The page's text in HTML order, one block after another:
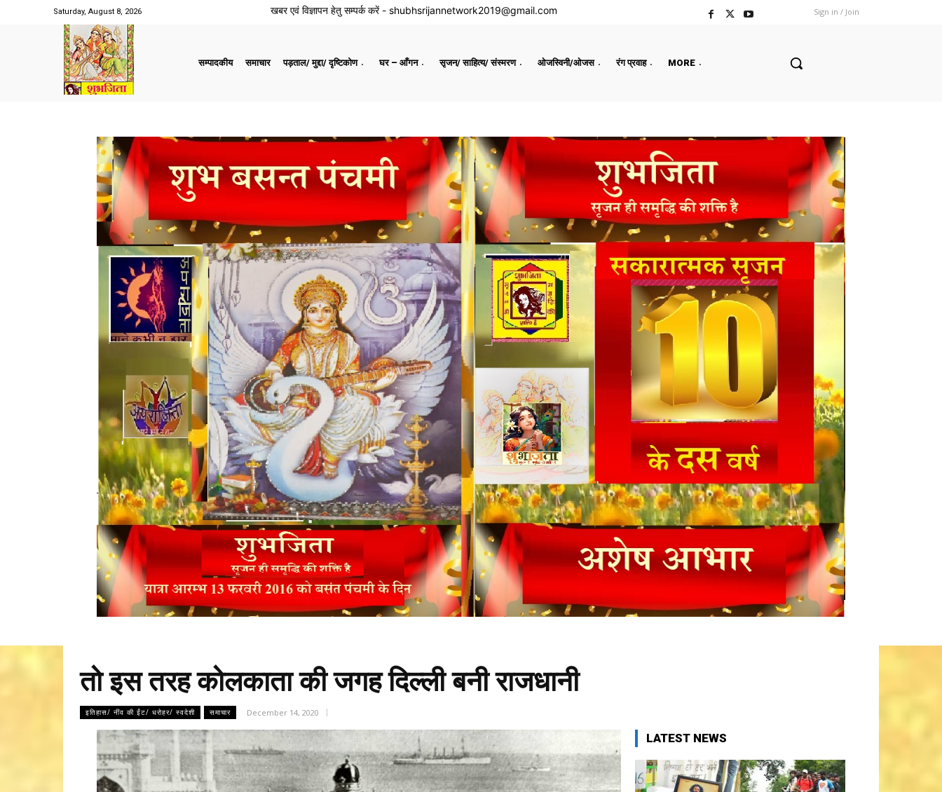
Saturday, August 8, 2026 खबर एवं विज्ञापन हेतु सम्पर्क करें - shubhsrijannetwork2019@gmail.com Sign in / Join
सम्पादकीय समाचार पड़ताल/ मुद्दा/ दृष्टिकोण घर – आँगन सृजन/ साहित्य/ संस्मरण ओजस्विनी/ओजस रंग प्रवाह MORE
तो इस तरह कोलकाता की जगह दिल्ली बनी राजधानी
इतिहास/ नींव की ईंट/ धरोहर/ स्वदेशी समाचार December 14, 2020
LATEST NEWS